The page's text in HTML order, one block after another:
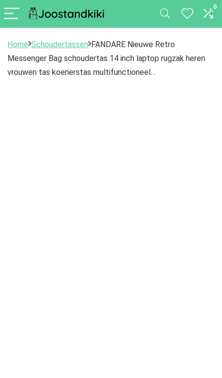
0
Home Schoudertassen FANDARE Nieuwe Retro
Messenger Bag schoudertas 14 inch laptop rugzak heren
vrouwen tas koerierstas multifunctioneel…